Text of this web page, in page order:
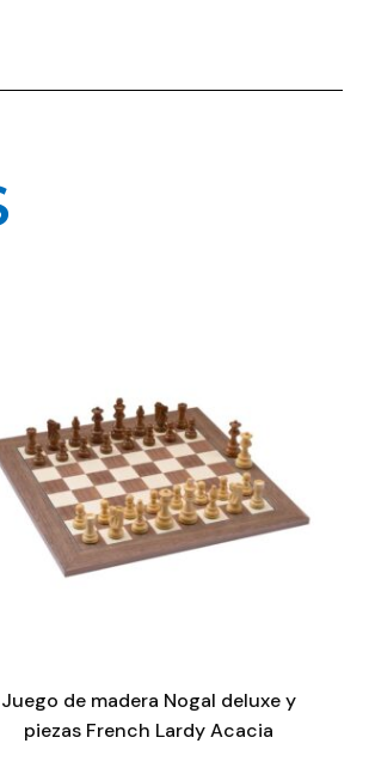
Juego de madera Nogal deluxe y
piezas French Lardy Acacia